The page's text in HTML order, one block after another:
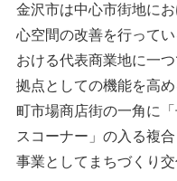
金沢市は中心市街地に
心空間の改善を行って
おける代表商業地に一
拠点としての機能を高
町市場商店街の一角に
スコーナー」の入る複
事業としてまちづくり